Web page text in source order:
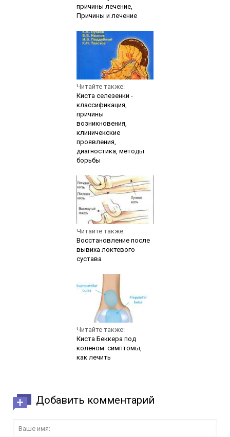
причины лечение,
Причины и лечение
Читайте также:
Киста селезенки -
классификация,
причины
возникновения,
клиничекские
проявления,
диагностика, методы
борьбы
Читайте также:
Восстановление после
вывиха локтевого
сустава
Читайте также:
Киста Беккера под
коленом: симптомы,
как лечить
Добавить комментарий